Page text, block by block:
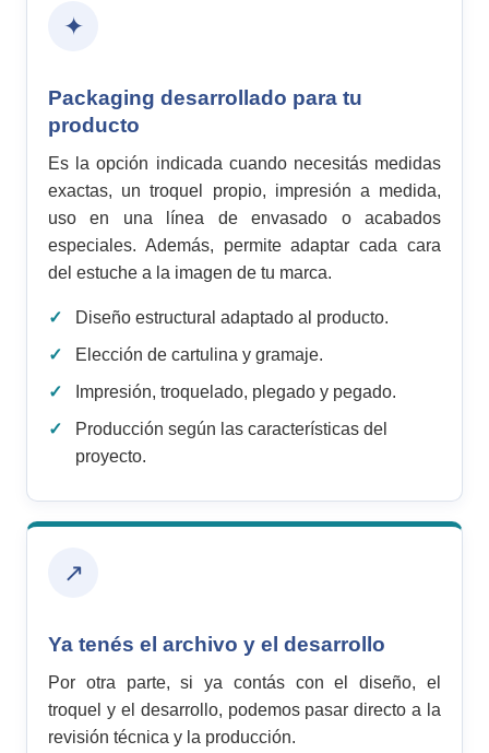
✦
Packaging desarrollado para tu
producto
Es la opción indicada cuando necesitás medidas
exactas, un troquel propio, impresión a medida,
uso en una línea de envasado o acabados
especiales. Además, permite adaptar cada cara
del estuche a la imagen de tu marca.
Diseño estructural adaptado al producto.
Elección de cartulina y gramaje.
Impresión, troquelado, plegado y pegado.
Producción según las características del
proyecto.
↗
Ya tenés el archivo y el desarrollo
Por otra parte, si ya contás con el diseño, el
troquel y el desarrollo, podemos pasar directo a la
revisión técnica y la producción.